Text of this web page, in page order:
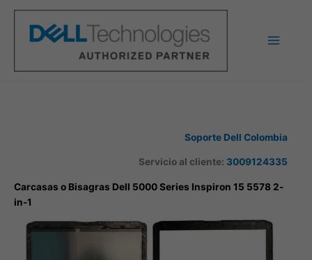
contenido
Soporte Dell Colombia
Servicio al cliente: 3009124335
Carcasas o Bisagras Dell 5000 Series Inspiron 15 5578 2-
in-1